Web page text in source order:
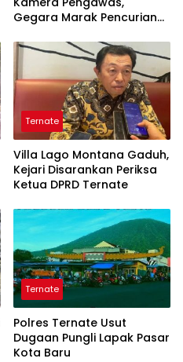
Gegara Marak Pencurian
Ternate
Villa Lago Montana Gaduh,
Kejari Disarankan Periksa
Ketua DPRD Ternate
Ternate
Polres Ternate Usut
Dugaan Pungli Lapak Pasar
Kota Baru